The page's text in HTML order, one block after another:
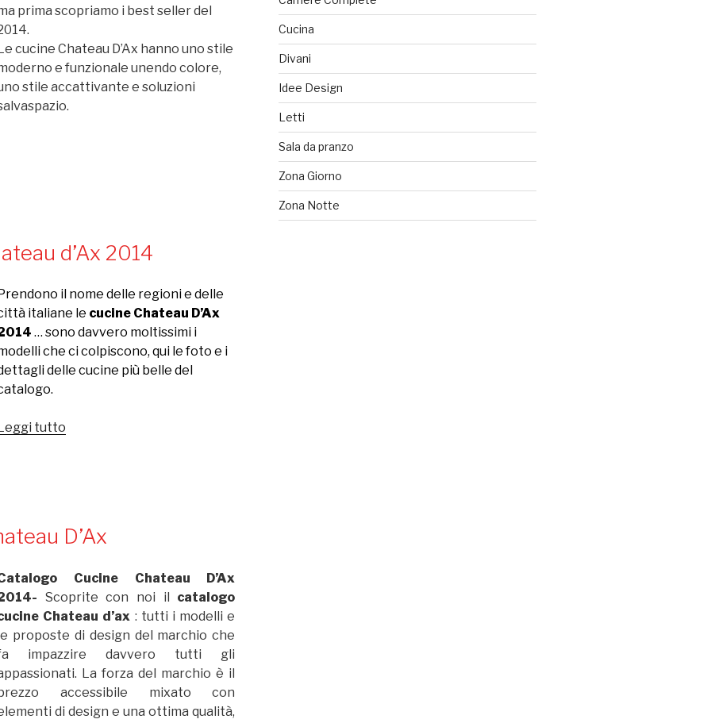
prima scopriamo i best seller del
cucine Chateau D’Ax hanno uno stile
e funzionale unendo colore,
stile accattivante e soluzioni
d’Ax 2014
Prendono il nome delle regioni e delle
italiane le cucine Chateau D’Ax
… sono davvero moltissimi i
che ci colpiscono, qui le foto e i
delle cucine più belle del
Leggi tutto
D’Ax
Cucine Chateau D’Ax
Scoprite con noi il catalogo
Chateau d’ax : tutti i modelli e
proposte di design del marchio che
impazzire davvero tutti gli
La forza del marchio è il
accessibile mixato con
di design e una ottima qualità,
Cucina
Divani
Idee Design
Letti
Sala da pranzo
Zona Giorno
Zona Notte